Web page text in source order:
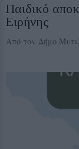
Παιδικό
Ειρήνης
Από τον Δήμο